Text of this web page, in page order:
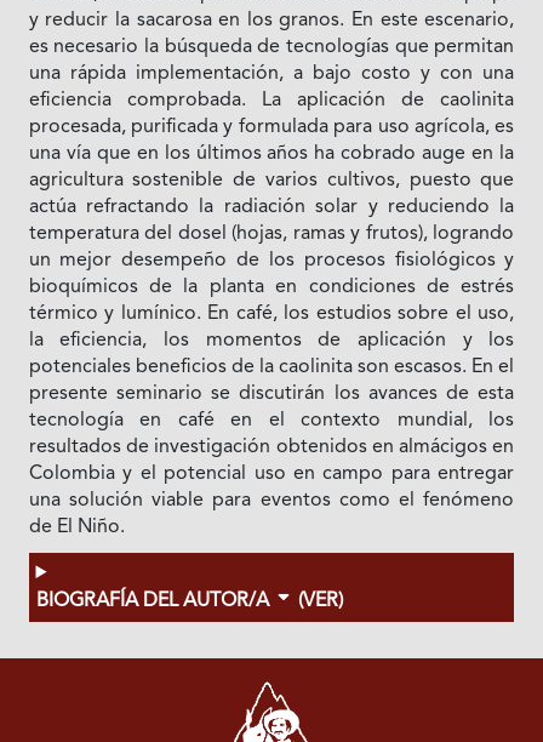
y reducir la sacarosa en los granos. En este escenario,
es necesario la búsqueda de tecnologías que permitan
una rápida implementación, a bajo costo y con una
eficiencia comprobada. La aplicación de caolinita
procesada, purificada y formulada para uso agrícola, es
una vía que en los últimos años ha cobrado auge en la
agricultura sostenible de varios cultivos, puesto que
actúa refractando la radiación solar y reduciendo la
temperatura del dosel (hojas, ramas y frutos), logrando
un mejor desempeño de los procesos fisiológicos y
bioquímicos de la planta en condiciones de estrés
térmico y lumínico. En café, los estudios sobre el uso,
la eficiencia, los momentos de aplicación y los
potenciales beneficios de la caolinita son escasos. En el
presente seminario se discutirán los avances de esta
tecnología en café en el contexto mundial, los
resultados de investigación obtenidos en almácigos en
Colombia y el potencial uso en campo para entregar
una solución viable para eventos como el fenómeno
de El Niño.
BIOGRAFÍA DEL AUTOR/A (VER)